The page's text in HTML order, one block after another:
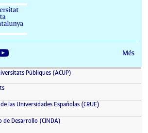
Catalunya (UOC)
Més
Públiques (ACUP)
(s'obre en una finestra nova)
las Universidades Españolas (CRUE)
Desarrollo (CINDA)